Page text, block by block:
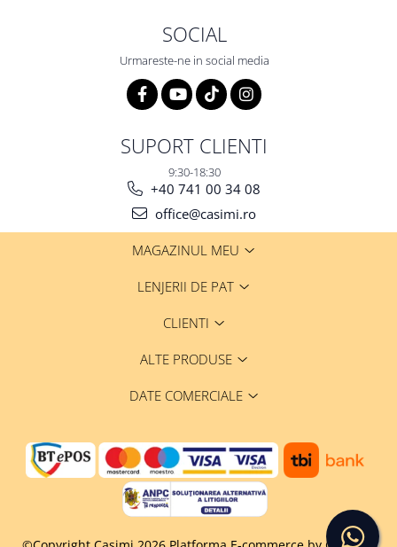
SOCIAL
Urmareste-ne in social media
SUPORT CLIENTI
9:30-18:30
+40 741 00 34 08
office@casimi.ro
MAGAZINUL MEU
LENJERII DE PAT
CLIENTI
ALTE PRODUSE
DATE COMERCIALE